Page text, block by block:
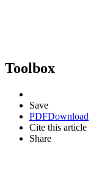
Toolbox
Save
PDFDownload
Cite this article
Share